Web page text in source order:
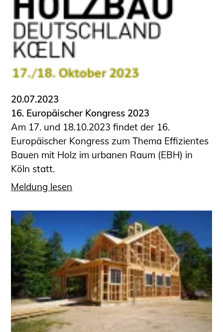
20.07.2023
16. Europäischer Kongress 2023
Am 17. und 18.10.2023 findet der 16.
Europäischer Kongress zum Thema Effizientes
Bauen mit Holz im urbanen Raum (EBH) in
Köln statt.
Meldung lesen